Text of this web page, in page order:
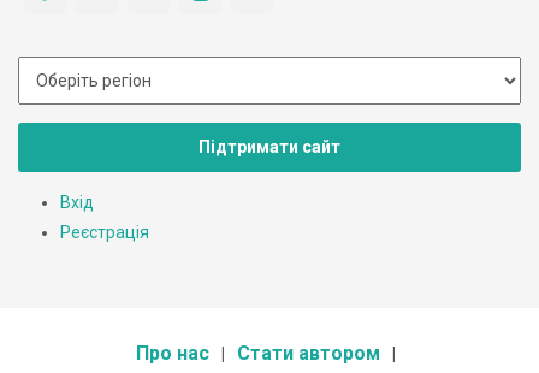
Підтримати сайт
Вхід
Реєстрація
Про нас Стати автором